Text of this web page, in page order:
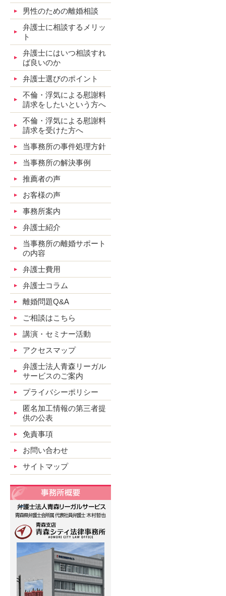
男性のための離婚相談
弁護士に相談するメリッ
ト
弁護士にはいつ相談すれ
ば良いのか
弁護士選びのポイント
不倫・浮気による慰謝料
請求をしたいという方へ
不倫・浮気による慰謝料
請求を受けた方へ
当事務所の事件処理方針
当事務所の解決事例
推薦者の声
お客様の声
事務所案内
弁護士紹介
当事務所の離婚サポート
の内容
弁護士費用
弁護士コラム
離婚問題Q&A
ご相談はこちら
講演・セミナー活動
アクセスマップ
弁護士法人青森リーガル
サービスのご案内
プライバシーポリシー
匿名加工情報の第三者提
供の公表
免責事項
お問い合わせ
サイトマップ